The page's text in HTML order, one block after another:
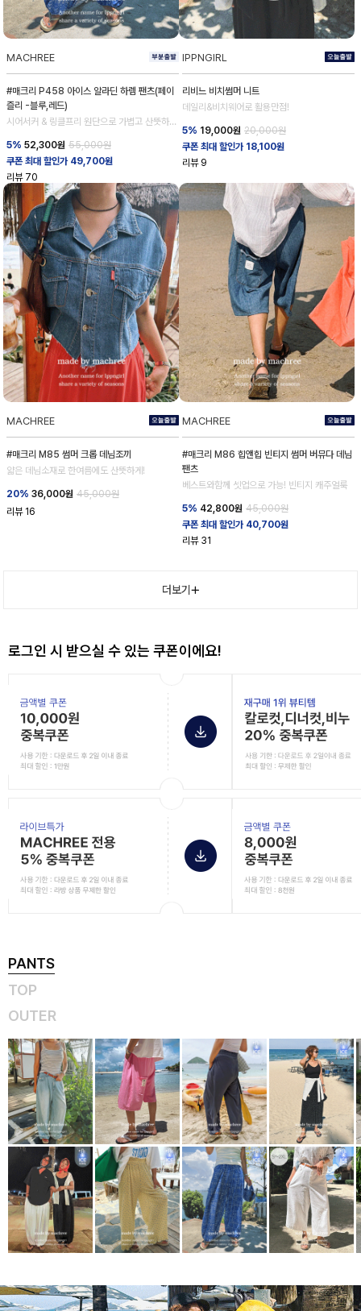
MACHREE
#매크리 P458 아이스 알라딘 하렘 팬츠(페이
즐리 -블루,레드)
시어서커 & 링클프리 원단으로 가볍고 산뜻하
5% 52,300원 55,000원
쿠폰 최대 할인가 49,700원
리뷰 70
IPPNGIRL
리비느 비치썸머 니트
데일리&비치웨어로 활용만점!
5% 19,000원 20,000원
쿠폰 최대 할인가 18,100원
리뷰 9
MACHREE
#매크리 M85 썸머 크롭 데님조끼
얇은 데님소재로 한여름에도 산뜻하게!
20% 36,000원 45,000원
리뷰 16
MACHREE
#매크리 M86 힙앤힙 빈티지 썸머 버뮤다 데님
팬츠
베스트와함께 셋업으로 가능! 빈티지 캐주얼룩
5% 42,800원 45,000원
쿠폰 최대 할인가 40,700원
리뷰 31
더보기
로그인 시 받으실 수 있는 쿠폰이에요!
PANTS
TOP
OUTER